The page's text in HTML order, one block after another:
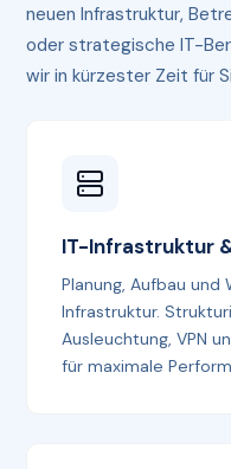
neuen Infrastruktur,
oder strategische IT-
wir in kürzester Zeit für
IT-Infrastruktur
Planung, Aufbau
Infrastruktur.
Ausleuchtung, VPN
für maximale